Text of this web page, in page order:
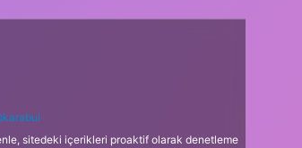
sitedeki içerikleri proaktif olarak denetleme